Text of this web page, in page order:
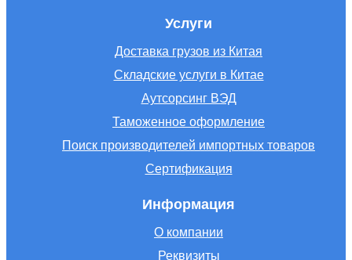
Услуги
Доставка грузов из Китая
Складские услуги в Китае
Аутсорсинг ВЭД
Таможенное оформление
Поиск производителей импортных товаров
Сертификация
Информация
О компании
Реквизиты